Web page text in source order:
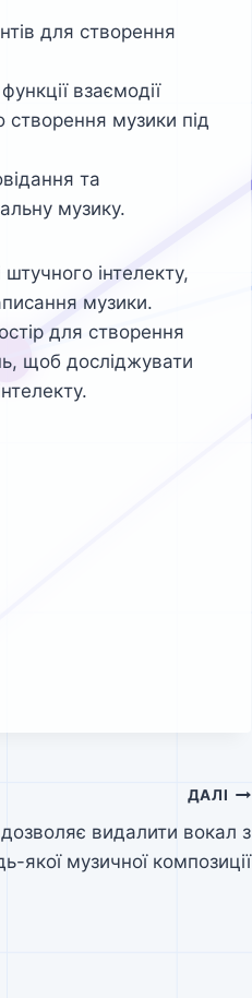
для створення
взаємодії
музики під
та
музику.
інтелекту,
музики.
для створення
щоб досліджувати
ДАЛІ
видалити вокал з
якої музичної композиції